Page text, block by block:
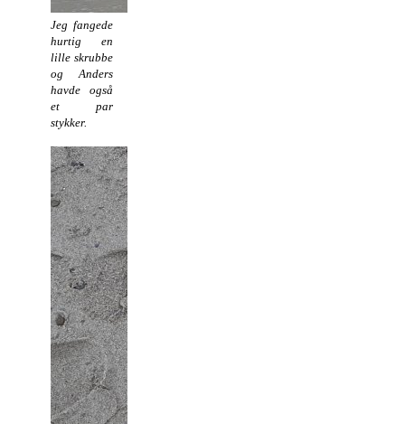
Jeg fangede
hurtig en
lille skrubbe
og Anders
havde også
et par
stykker.